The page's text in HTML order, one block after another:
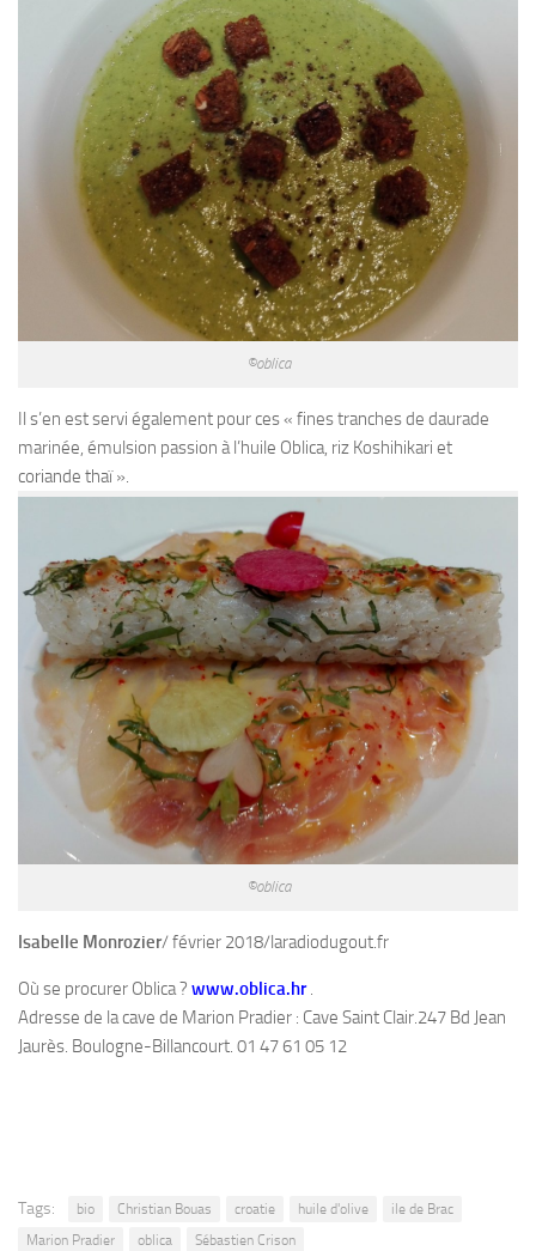
©oblica
Il s’en est servi également pour ces « fines tranches de daurade
marinée, émulsion passion à l’huile Oblica, riz Koshihikari et
coriande thaï ».
©oblica
Isabelle Monrozier/ février 2018/laradiodugout.fr
Où se procurer Oblica ? www.oblica.hr.
Adresse de la cave de Marion Pradier : Cave Saint Clair.247 Bd Jean
Jaurès. Boulogne-Billancourt. 01 47 61 05 12
Tags: bio Christian Bouas croatie huile d'olive
ile de Brac
Marion Pradier
oblica Sébastien Crison